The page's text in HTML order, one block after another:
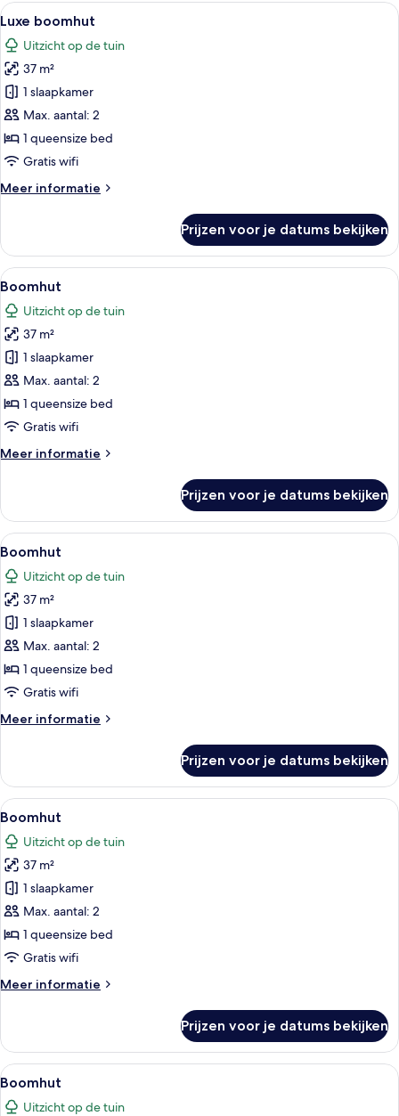
Alle
foto's
voor
Luxe
boomhut
laden
Een moderne slaapkamer met een
13
Luxe boomhut
Uitzicht op de tuin
37 m²
1 slaapkamer
Max. aantal: 2
1 queensize bed
Gratis wifi
Meer informatie
Meer
boomhut
Prijzen voor je datums bekijken
Alle
foto's
voor
Boomhut
laden
Een moderne slaapkamer met een
12
Boomhut
Uitzicht op de tuin
37 m²
1 slaapkamer
Max. aantal: 2
1 queensize bed
Gratis wifi
Meer informatie
Meer
Prijzen voor je datums bekijken
Alle
foto's
voor
Boomhut
laden
Een moderne slaapkamer met een
13
Boomhut
Uitzicht op de tuin
37 m²
1 slaapkamer
Max. aantal: 2
1 queensize bed
Gratis wifi
Meer informatie
Meer
Prijzen voor je datums bekijken
Alle
foto's
voor
Boomhut
laden
Een moderne slaapkamer met een
12
Boomhut
Uitzicht op de tuin
37 m²
1 slaapkamer
Max. aantal: 2
1 queensize bed
Gratis wifi
Meer informatie
Meer
Prijzen voor je datums bekijken
Alle
foto's
Een moderne slaapkamer met een
13
Boomhut
Uitzicht op de tuin